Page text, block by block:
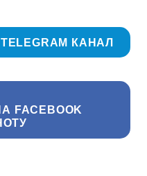
КАНАЛ
FACEBOOK